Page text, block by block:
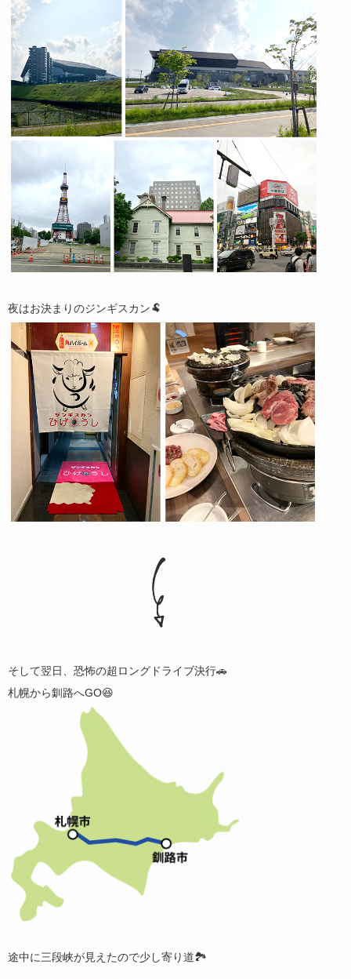
夜はお決まりのジンギスカン🐏
そして翌日、恐怖の超ロングドライブ決行🚗
札幌から釧路へGO😆
途中に三段峡が見えたので少し寄り道🏞️